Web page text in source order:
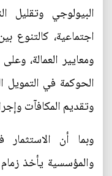
البيولوجي وتقليل
اجتماعية، كالتنوع
ومعايير العمالة،
الحوكمة في التمويل
وتقديم المكافآت
وبما أن الاستثمار
والمؤسسية يأخذ